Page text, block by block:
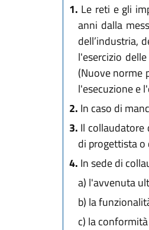
1. Le reti e gli
anni dalla
dell’industria,
l'esercizio
(Nuove norme
l'esecuzione e
2. In caso di
3. Il
di progettista
4. In sede di
a) l'avvenuta
b) la
c) la